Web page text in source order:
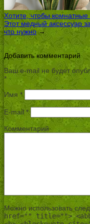
Хотите, чтобы
Этот медный аксессуар
что нужно→
Добавить комментарий
Ваш e-mail не будет
*
Имя *
E-mail*
Комментарий
Можно использовать
href="" title="">